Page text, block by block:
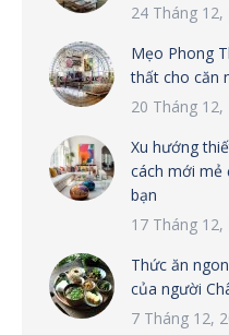
24 Tháng 12,
Mẹo Phong
thất cho căn
20 Tháng 12,
Xu hướng
cách mới mẻ
bạn
17 Tháng 12,
Thức ăn
của người
7 Tháng 12,